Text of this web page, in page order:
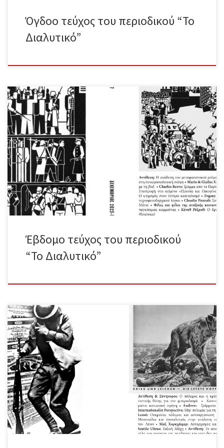
Όγδοο τεύχος του περιοδικού “Το
Διαλυτικό”
Περιεχόμενα Συντακτική Ομάδα – Εισαγωγικό σημείωμα Αντίθεση –
Η ανάδυση του μεταφασιστικού ρεύματος Δ.Μ.Κ. – Κριτική στη
συνωμοσιολογική σκέψη Mario & Giulio – Και εμείς θα επιβληθούμε
με τη βία! Charles Reeve – Γράμμα από το Παρίσι Jessica Benjamin
– Επιστροφή στο κείμενο «Εξουσία και Οικογένεια» Benjamin Fong
– Ο ψυχισμός στον ύστερο καπιταλισμό Evgeny Morozov – Κριτική
του τεχνοφεουδαρχικού λόγου Claudio Pozzoli – Συνέντευξη με
τον Πάουλ Μάτικ Φίλες και φίλοι της αταξικής κοινωνίας –
Περιγράμματα της παγκόσμιας κομμούνας Κένεθ Ρέξροθ – Ο
δράκος και ο μονόκερως Ολόκληρο το τεύχος σε μορφή pdf
Μπορείτε να βρείτε το περιοδικό στα […]
Έβδομο τεύχος του περιοδικού
“Το Διαλυτικό”
Ολόκληρο το περιοδικό σε μορφή pdf Περιεχόμενα Συντακτική
Ομάδα – Εισαγωγικό σημείωμα Αντίθεση & Σύντροφοι – Ο πόλεμος
και η κρίση Αντίθεση & Σύντροφοι – Κριτική της λενινιστικής θέσης
για τον ιμπεριαλισμό Αντίθεση & Σύντροφοι – Καπιταλιστικός
πόλεμος σημαίνει κοινωνική ειρήνη Andrew – Γράμματα από την
Ουκρανία Internationalist Perspective – Μην πολεμάς για τη «χώρα
σου»! Tristan Leoni – Αντίο ζωή, αντίο έρωτα… Ουκρανία, πόλεμος
και αυτοοργάνωση Anders Molander – Μονοπώλια και σοσιαλισμός
στην ανάλυση του ιμπεριαλισμού από τον Λένιν Μαξ Χορκχάιμερ –
Αυταρχισμός και οικογένεια σήμερα Seattle Ultras – Ταξική Μάχη
Αντίθεση – Το ανορθολογικό σάλτο μορτάλε των αρνητών […]